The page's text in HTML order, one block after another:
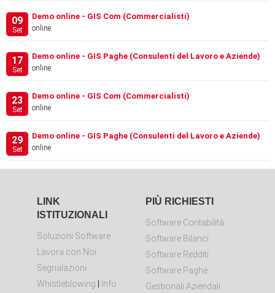
09
Set
Demo online - GIS Com (Commercialisti)
online
17
Set
Demo online - GIS Paghe (Consulenti del Lavoro e Aziende)
online
23
Set
Demo online - GIS Com (Commercialisti)
online
29
Set
Demo online - GIS Paghe (Consulenti del Lavoro e Aziende)
online
LINK
ISTITUZIONALI
Soluzioni Software
Lavora con Noi
Segnalazioni
Whistleblowing
Info
PIÙ RICHIESTI
Software Contabilità
Software Bilanci
Software Redditi
Software Paghe
Gestionali Aziendali